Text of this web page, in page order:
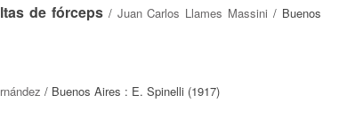
de fórceps/ Juan Carlos Llames Massini / Buenos
/ Buenos Aires : E. Spinelli (1917)